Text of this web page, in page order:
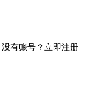
有账号？ 立即注册